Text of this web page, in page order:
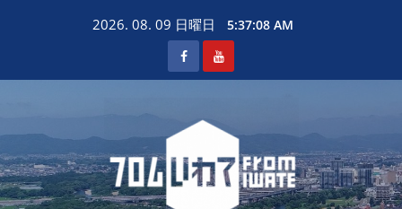
2026. 08. 09 日曜日 5:37:09 AM